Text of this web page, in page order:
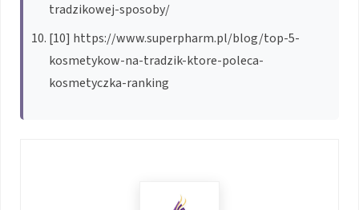
tradzikowej-sposoby/
[10] https://www.superpharm.pl/blog/top-5-
kosmetykow-na-tradzik-ktore-poleca-
kosmetyczka-ranking